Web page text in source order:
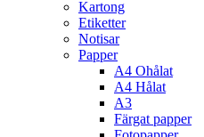
Kartong
Etiketter
Notisar
Papper
A4 Ohålat
A4 Hålat
A3
Färgat papper